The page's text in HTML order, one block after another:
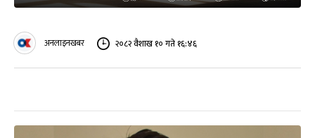
अनलाइनखबर २०८२ वैशाख १० गते १६:४६